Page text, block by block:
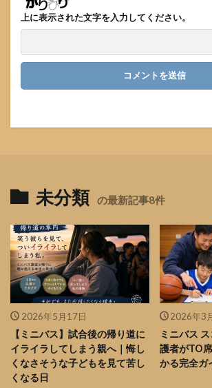
上に表示された文字を入力してください。
未分類 の最新記事8件
2026年5月17日
【ミニバス】試合後の帰り道に
イライラしてしまう親へ｜悔し
くなさそうな子どもを見て苦し
くなる日
2026年3
ミニバス
護者がTO
かる完全ガ